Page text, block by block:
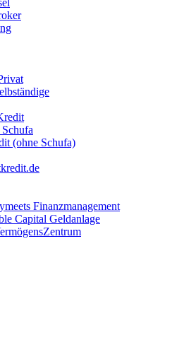
(ohne Schufa)
Finanzmanagement
Capital Geldanlage